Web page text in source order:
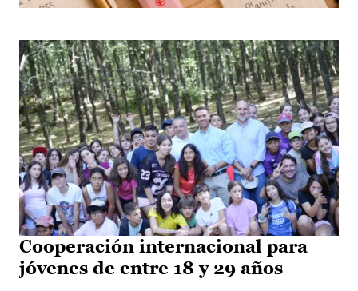
Cooperación internacional para
jóvenes de entre 18 y 29 años